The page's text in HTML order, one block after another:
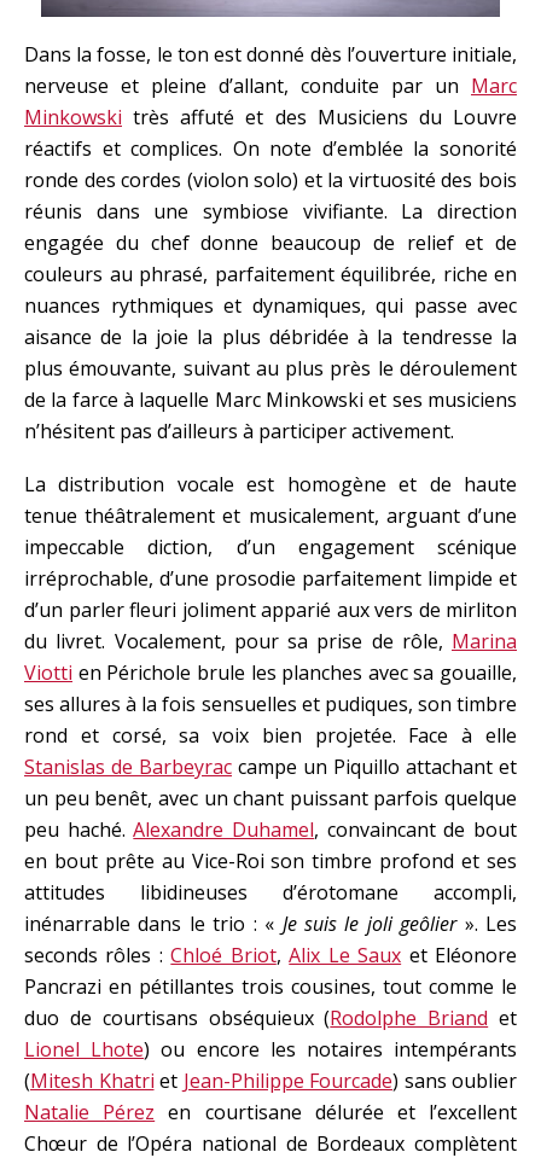
Dans la fosse, le ton est donné dès l’ouverture initiale,
nerveuse et pleine d’allant, conduite par un Marc
Minkowski très affuté et des Musiciens du Louvre
réactifs et complices. On note d’emblée la sonorité
ronde des cordes (violon solo) et la virtuosité des bois
réunis dans une symbiose vivifiante. La direction
engagée du chef donne beaucoup de relief et de
couleurs au phrasé, parfaitement équilibrée, riche en
nuances rythmiques et dynamiques, qui passe avec
aisance de la joie la plus débridée à la tendresse la
plus émouvante, suivant au plus près le déroulement
de la farce à laquelle Marc Minkowski et ses musiciens
n’hésitent pas d’ailleurs à participer activement.
La distribution vocale est homogène et de haute
tenue théâtralement et musicalement, arguant d’une
impeccable diction, d’un engagement scénique
irréprochable, d’une prosodie parfaitement limpide et
d’un parler fleuri joliment apparié aux vers de mirliton
du livret. Vocalement, pour sa prise de rôle, Marina
Viotti en Périchole brule les planches avec sa gouaille,
ses allures à la fois sensuelles et pudiques, son timbre
rond et corsé, sa voix bien projetée. Face à elle
Stanislas de Barbeyrac campe un Piquillo attachant et
un peu benêt, avec un chant puissant parfois quelque
peu haché.Alexandre Duhamel, convaincant de bout
en bout prête au Vice-Roi son timbre profond et ses
attitudes libidineuses d’érotomane accompli,
inénarrable dans le trio : « Je suis le joli geôlier ». Les
seconds rôles :Chloé Briot,Alix Le Saux et Eléonore
Pancrazi en pétillantes trois cousines, tout comme le
duo de courtisans obséquieux (Rodolphe Briand et
Lionel Lhote) ou encore les notaires intempérants
(Mitesh Khatri et Jean-Philippe Fourcade) sans oublier
Natalie Pérez en courtisane délurée et l’excellent
Chœur de l’Opéra national de Bordeaux complètent